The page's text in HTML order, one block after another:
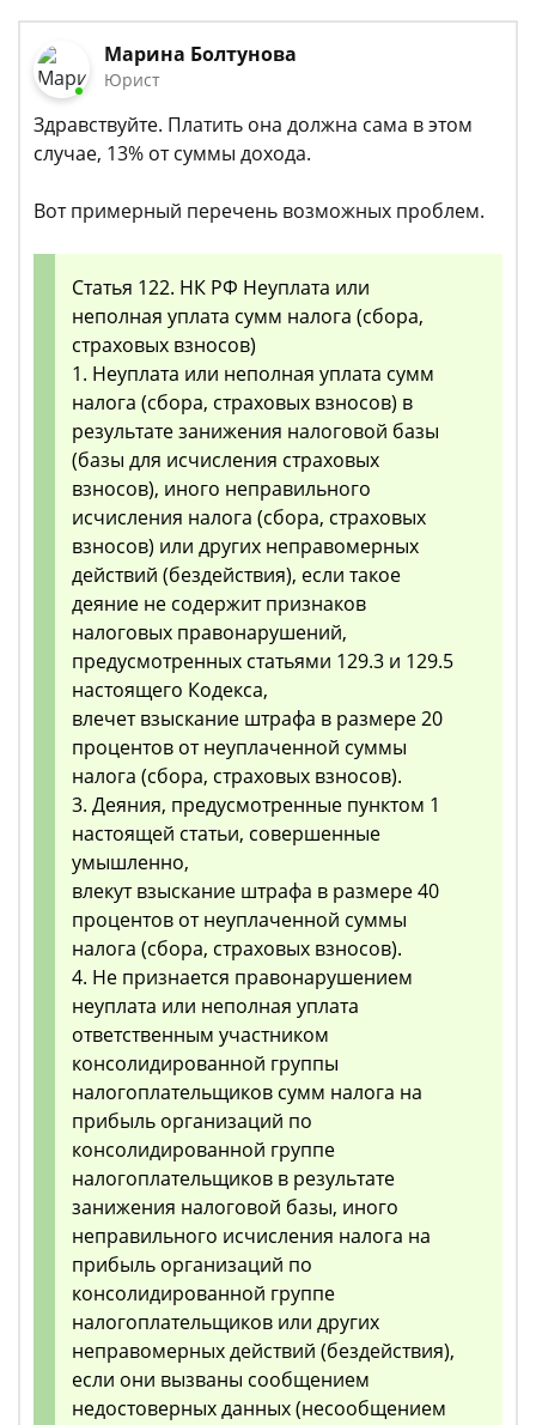
Марина Болтунова
Юрист
Здравствуйте. Платить она должна сама в этом
случае, 13% от суммы дохода.
Вот примерный перечень возможных проблем.
Статья 122. НК РФ Неуплата или
неполная уплата сумм налога (сбора,
страховых взносов)
1. Неуплата или неполная уплата сумм
налога (сбора, страховых взносов) в
результате занижения налоговой базы
(базы для исчисления страховых
взносов), иного неправильного
исчисления налога (сбора, страховых
взносов) или других неправомерных
действий (бездействия), если такое
деяние не содержит признаков
налоговых правонарушений,
предусмотренных статьями 129.3 и 129.5
настоящего Кодекса,
влечет взыскание штрафа в размере 20
процентов от неуплаченной суммы
налога (сбора, страховых взносов).
3. Деяния, предусмотренные пунктом 1
настоящей статьи, совершенные
умышленно,
влекут взыскание штрафа в размере 40
процентов от неуплаченной суммы
налога (сбора, страховых взносов).
4. Не признается правонарушением
неуплата или неполная уплата
ответственным участником
консолидированной группы
налогоплательщиков сумм налога на
прибыль организаций по
консолидированной группе
налогоплательщиков в результате
занижения налоговой базы, иного
неправильного исчисления налога на
прибыль организаций по
консолидированной группе
налогоплательщиков или других
неправомерных действий (бездействия),
если они вызваны сообщением
недостоверных данных (несообщением